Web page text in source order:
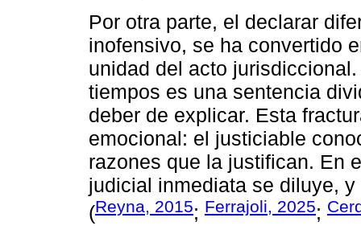
Por otra parte, el declarar
inofensivo, se ha convertido
unidad del acto
tiempos es una sentencia
deber de explicar. Esta
emocional: el justiciable
razones que la justifican. En
judicial inmediata se diluye,
(Reyna, 2015; Ferrajoli, 2025;